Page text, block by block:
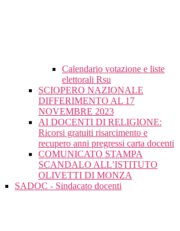
Calendario votazione e liste
elettorali Rsu
SCIOPERO NAZIONALE
DIFFERIMENTO AL 17
NOVEMBRE 2023
AI DOCENTI DI RELIGIONE:
Ricorsi gratuiti risarcimento e
recupero anni pregressi carta docenti
COMUNICATO STAMPA
SCANDALO ALL’ISTITUTO
OLIVETTI DI MONZA
SADOC - Sindacato docenti